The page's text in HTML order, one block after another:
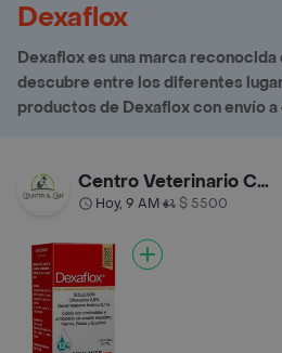
Dexaflox
Dexaflox es una marca
descubre entre los diferentes
productos de Dexaflox con envío
Centro Veterinario Country Can
Hoy, 9 AM• $ 5500